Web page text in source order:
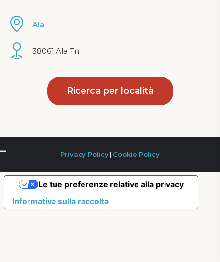
Ala
38061 Ala Tn
Ricerca per località
Privacy Policy | Cookie Policy
Informativa sulla raccolta
Le tue preferenze relative alla privacy